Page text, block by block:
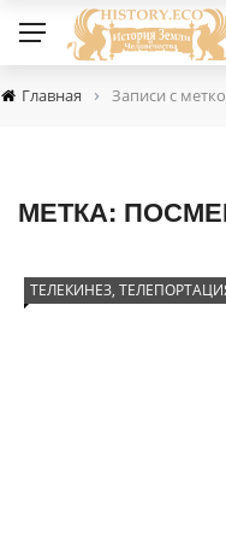
Главная › Записи с
МЕТКА:
ТЕЛЕКИНЕЗ,